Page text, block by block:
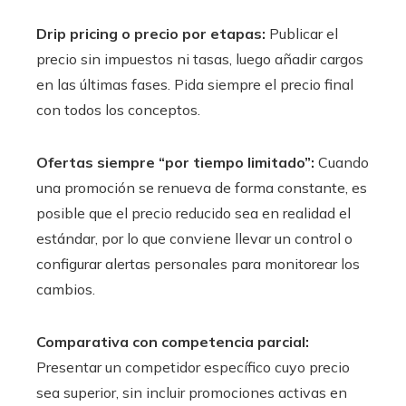
Drip pricing o precio por etapas: Publicar el
precio sin impuestos ni tasas, luego añadir cargos
en las últimas fases. Pida siempre el precio final
con todos los conceptos.
Ofertas siempre “por tiempo limitado”: Cuando
una promoción se renueva de forma constante, es
posible que el precio reducido sea en realidad el
estándar, por lo que conviene llevar un control o
configurar alertas personales para monitorear los
cambios.
Comparativa con competencia parcial:
Presentar un competidor específico cuyo precio
sea superior, sin incluir promociones activas en